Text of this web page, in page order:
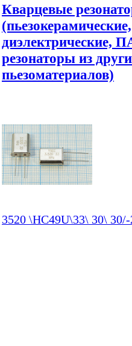
Кварцевые
(пьезокерамические,
диэлектрические,
резонаторы из
пьезоматериалов)
3520 \HC49U\33\ 30\